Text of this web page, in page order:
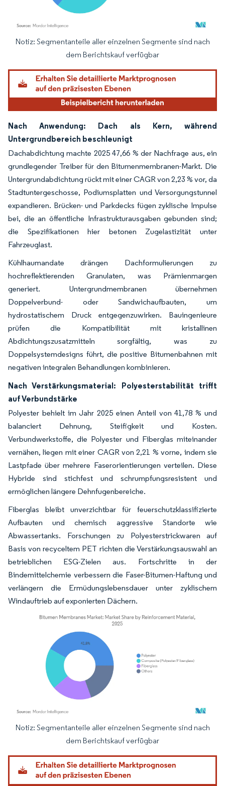
Bild © Mordor Intelligence. Wiederverwendung erfordert Namensnennung
Notiz: Segmentanteile aller einzelnen Segmente sind nach
dem Berichtskauf verfügbar
Nach Anwendung: Dach als Kern, während
Untergrundbereich beschleunigt
Dachabdichtung machte 2025 47,66 % der Nachfrage aus, ein
grundlegender Treiber für den Bitumenmembranen-Markt. Die
Untergrundabdichtung rückt mit einer CAGR von 2,23 % vor, da
Stadtuntergeschosse, Podiumsplatten und Versorgungstunnel
expandieren. Brücken- und Parkdecks fügen zyklische Impulse
bei, die an öffentliche Infrastrukturausgaben gebunden sind;
die Spezifikationen hier betonen Zugelastizität unter
Fahrzeuglast.
Kühlhaumandate drängen Dachformulierungen zu
hochreflektierenden Granulaten, was Prämienmargen
generiert. Untergrundmembranen übernehmen
Doppelverbund- oder Sandwichaufbauten, um
hydrostatischem Druck entgegenzuwirken. Bauingenieure
prüfen die Kompatibilität mit kristallinen
Abdichtungszusatzmitteln sorgfältig, was zu
Doppelsystemdesigns führt, die positive Bitumenbahnen mit
negativen integralen Behandlungen kombinieren.
Nach Verstärkungsmaterial: Polyesterstabilität trifft
auf Verbundstärke
Polyester behielt im Jahr 2025 einen Anteil von 41,78 % und
balanciert Dehnung, Steifigkeit und Kosten.
Verbundwerkstoffe, die Polyester und Fiberglas miteinander
vernähen, liegen mit einer CAGR von 2,21 % vorne, indem sie
Lastpfade über mehrere Faserorientierungen verteilen. Diese
Hybride sind stichfest und schrumpfungsresistent und
ermöglichen längere Dehnfugenbereiche.
Fiberglas bleibt unverzichtbar für feuerschutzklassifizierte
Aufbauten und chemisch aggressive Standorte wie
Abwassertanks. Forschungen zu Polyesterstrickwaren auf
Basis von recyceltem PET richten die Verstärkungsauswahl an
betrieblichen ESG-Zielen aus. Fortschritte in der
Bindemittelchemie verbessern die Faser-Bitumen-Haftung und
verlängern die Ermüdungslebensdauer unter zyklischem
Windauftrieb auf exponierten Dächern.
Bild © Mordor Intelligence. Wiederverwendung erfordert Namensnennung
Notiz: Segmentanteile aller einzelnen Segmente sind nach
dem Berichtskauf verfügbar